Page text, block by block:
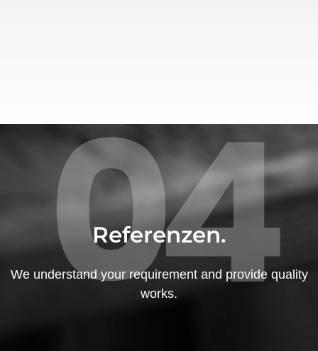
04
Referenzen.
We understand your requirement and provide quality
works.